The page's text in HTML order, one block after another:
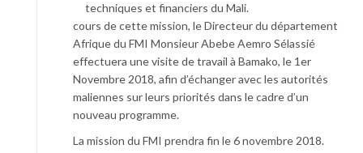
techniques et financiers du Mali.
cours de cette mission, le Directeur du département
Afrique du FMI Monsieur Abebe Aemro Sélassié
effectuera une visite de travail à Bamako, le 1er
Novembre 2018, afin d’échanger avec les autorités
maliennes sur leurs priorités dans le cadre d’un
nouveau programme.
La mission du FMI prendra fin le 6 novembre 2018.